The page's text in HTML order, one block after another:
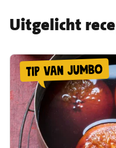
Uitgelicht